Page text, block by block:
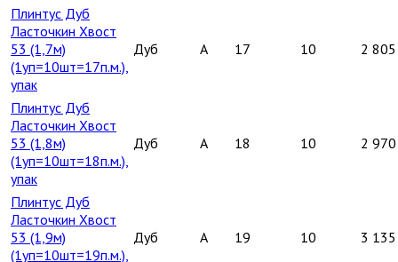
Плинтус Дуб
Ласточкин Хвост
53 (1,7м)
(1уп=10шт=17п.м.),
упак
Дуб A 17 10 2 805
Плинтус Дуб
Ласточкин Хвост
53 (1,8м)
(1уп=10шт=18п.м.),
упак
Дуб A 18 10 2 970
Плинтус Дуб
Ласточкин Хвост
53 (1,9м)
(1уп=10шт=19п.м.),
Дуб A 19 10 3 135